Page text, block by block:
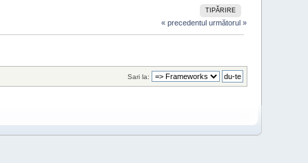
TIPĂRIRE
« precedentul următorul »
Sari la: